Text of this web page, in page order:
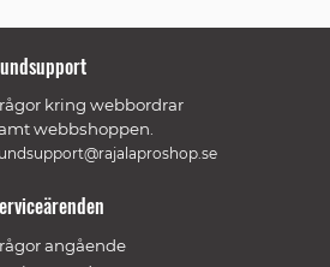
kring webbordrar
webbshoppen.
angående